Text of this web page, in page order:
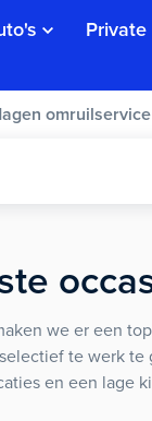
omruilservice
we er een
te werk te
en een lage